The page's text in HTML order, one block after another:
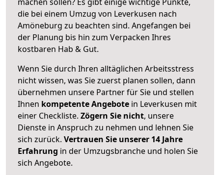
die bei einem Umzug von Leverkusen nach
Amöneburg zu beachten sind. Angefangen bei
der Planung bis hin zum Verpacken Ihres
kostbaren Hab & Gut.
Wenn Sie durch Ihren alltäglichen Arbeitsstress
nicht wissen, was Sie zuerst planen sollen, dann
übernehmen unsere Partner für Sie und stellen
Ihnen kompetente Angebote in Leverkusen mit
einer Checkliste. Zögern Sie nicht, unsere
Dienste in Anspruch zu nehmen und lehnen Sie
sich zurück. Vertrauen Sie unserer 14 Jahre
Erfahrung in der Umzugsbranche und holen Sie
sich Angebote.